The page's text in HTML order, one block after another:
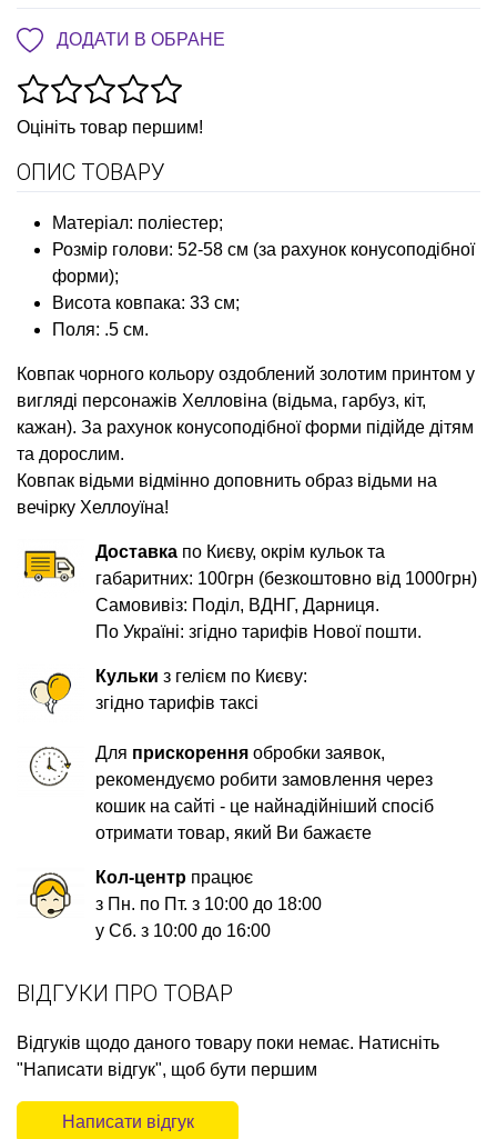
ДОДАТИ В ОБРАНЕ
Оцініть товар першим!
ОПИС ТОВАРУ
Матеріал: поліестер;
Розмір голови: 52-58 см (за рахунок конусоподібної
форми);
Висота ковпака: 33 см;
Поля: .5 см.
Ковпак чорного кольору оздоблений золотим принтом у
вигляді персонажів Хелловіна (відьма, гарбуз, кіт,
кажан). За рахунок конусоподібної форми підійде дітям
та дорослим.
Ковпак відьми відмінно доповнить образ відьми на
вечірку Хеллоуїна!
Доставка по Києву, окрім кульок та
габаритних: 100грн (безкоштовно від 1000грн)
Самовивіз: Поділ, ВДНГ, Дарниця.
По Україні: згідно тарифів Нової пошти.
Кульки з гелієм по Києву:
згідно тарифів таксі
Для прискорення обробки заявок,
рекомендуємо робити замовлення через
кошик на сайті - це найнадійніший спосіб
отримати товар, який Ви бажаєте
Кол-центр працює
з Пн. по Пт. з 10:00 до 18:00
у Сб. з 10:00 до 16:00
ВІДГУКИ ПРО ТОВАР
Відгуків щодо даного товару поки немає. Натисніть
"Написати відгук", щоб бути першим
Написати відгук